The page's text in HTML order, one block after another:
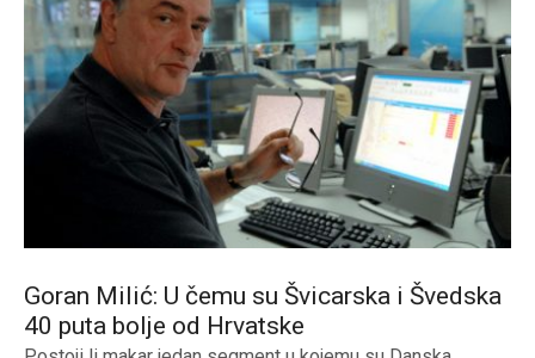
Goran Milić: U čemu su Švicarska i Švedska
40 puta bolje od Hrvatske